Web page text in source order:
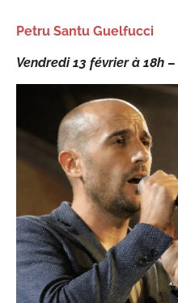
Petru Santu Guelfucci
Vendredi 13 février à 18h –